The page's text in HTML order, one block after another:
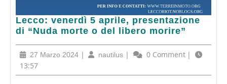
Lecco: venerdì 5 aprile, presentazione
di “Nuda morte o del libero morire”
Lecco:
venerdì
aprile,
presentazione
di
27 Marzo 2024 27
2024
| nautilus nautilus
| 0 Comment |
13:57